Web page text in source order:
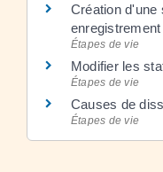
Création d'une
Étapes de vie
Modifier les
Étapes de vie
Causes de
Étapes de vie